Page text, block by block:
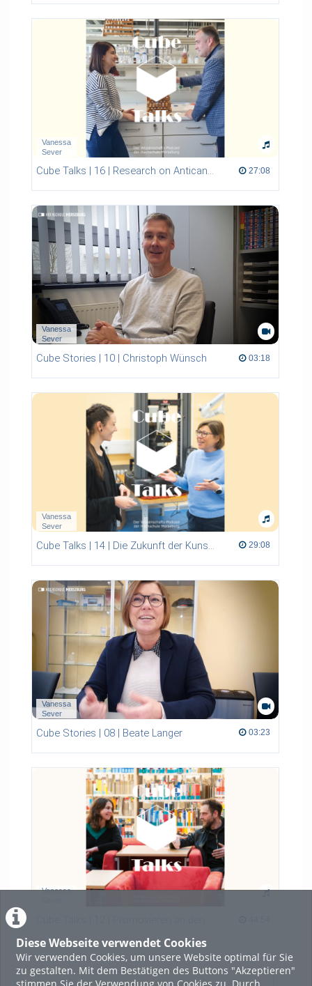
Diese Webseite verwendet Cookies
Wir verwenden Cookies, um unsere Website optimal für Sie
zu gestalten. Mit dem Bestätigen des Buttons "Akzeptieren"
stimmen Sie der Verwendung von Cookies zu. Durch
Vanessa
Sever
Cube Talks | 16 | Research on Anticancer Agents at HoMe 27:08
27:08 duration
Vanessa
Sever
Cube Stories | 10 | Christoph Wünsch 03:18
03:18 duration
Vanessa
Sever
Cube Talks | 14 | Die Zukunft der Kunststoffe - Sind Biopolymere die Alternative? 29:08
29:08 duration
Vanessa
Sever
Cube Stories | 08 | Beate Langer 03:23
03:23 duration
Vanessa
44:54 duration